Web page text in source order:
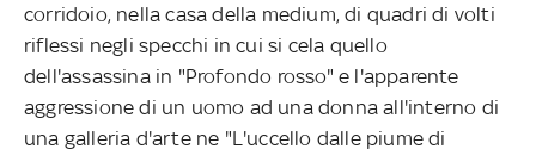
corridoio, nella casa della medium, di quadri di volti
riflessi negli specchi in cui si cela quello
dell'assassina in "Profondo rosso" e l'apparente
aggressione di un uomo ad una donna all'interno di
una galleria d'arte ne "L'uccello dalle piume di